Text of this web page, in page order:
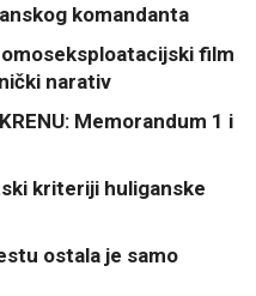
komandanta
film
narativ
Memorandum 1 i
kriteriji huliganske
ostala je samo